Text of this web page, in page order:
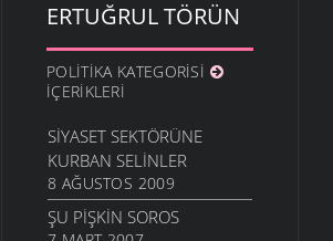
ERTUĞRUL TÖRÜN
POLITIKA KATEGORISI
İÇERIKLERI
SIYASET SEKTÖRÜNE
KURBAN SELINLER
8 AĞUSTOS 2009
ŞU PIŞKIN SOROS